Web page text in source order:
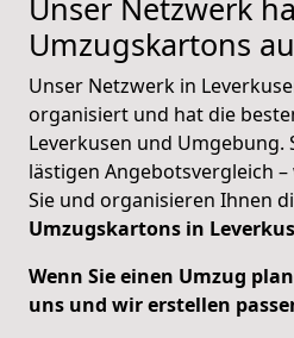
Unser Netzwerk
Umzugskartons
Unser Netzwerk in
organisiert und hat die
Leverkusen und Umgebung.
lästigen Angebotsvergleich
Sie und organisieren Ihnen
Umzugskartons in
Wenn Sie einen Umzug
uns und wir erstellen